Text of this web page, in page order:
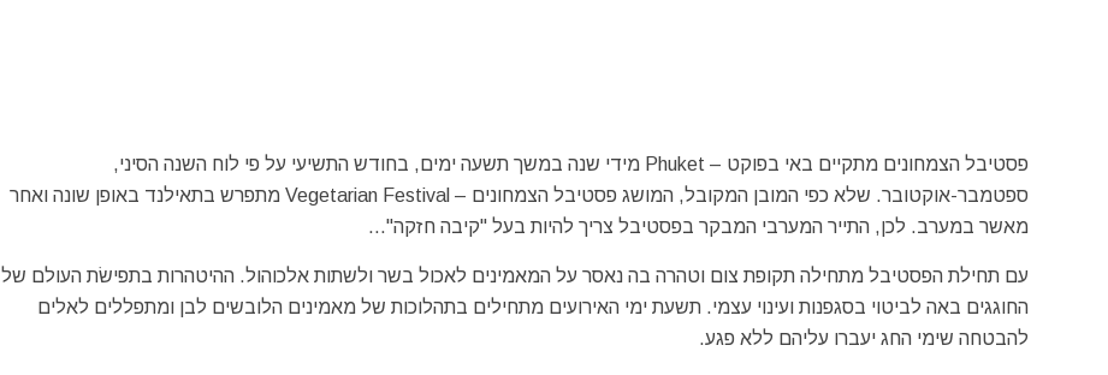
פסטיבל הצמחונים מתקיים באי בפוקט – Phuket מידי שנה במשך תשעה ימים, בחודש התשיעי על פי לוח השנה הסיני,
ספטמבר-אוקטובר. שלא כפי המובן המקובל, המושג פסטיבל הצמחונים – Vegetarian Festival מתפרש בתאילנד באופן שונה ואחר
מאשר במערב. לכן, התייר המערבי המבקר בפסטיבל צריך להיות בעל "קיבה חזקה"…
עם תחילת הפסטיבל מתחילה תקופת צום וטהרה בה נאסר על המאמינים לאכול בשר ולשתות אלכוהול. ההיטהרות בתפישׂת העולם של
החוגגים באה לביטוי בסגפנות ועינוי עצמי. תשעת ימי האירועים מתחילים בתהלוכות של מאמינים הלובשים לבן ומתפללים לאלים
להבטחה שימי החג יעברו עליהם ללא פגע.